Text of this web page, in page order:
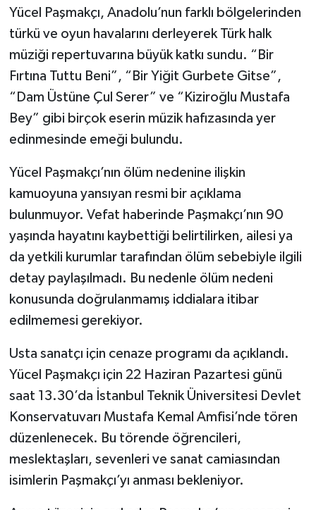
Yücel Paşmakçı, Anadolu’nun farklı bölgelerinden
türkü ve oyun havalarını derleyerek Türk halk
müziği repertuvarına büyük katkı sundu. “Bir
Fırtına Tuttu Beni”, “Bir Yiğit Gurbete Gitse”,
“Dam Üstüne Çul Serer” ve “Kiziroğlu Mustafa
Bey” gibi birçok eserin müzik hafızasında yer
edinmesinde emeği bulundu.
Yücel Paşmakçı’nın ölüm nedenine ilişkin
kamuoyuna yansıyan resmi bir açıklama
bulunmuyor. Vefat haberinde Paşmakçı’nın 90
yaşında hayatını kaybettiği belirtilirken, ailesi ya
da yetkili kurumlar tarafından ölüm sebebiyle ilgili
detay paylaşılmadı. Bu nedenle ölüm nedeni
konusunda doğrulanmamış iddialara itibar
edilmemesi gerekiyor.
Usta sanatçı için cenaze programı da açıklandı.
Yücel Paşmakçı için 22 Haziran Pazartesi günü
saat 13.30’da İstanbul Teknik Üniversitesi Devlet
Konservatuvarı Mustafa Kemal Amfisi’nde tören
düzenlenecek. Bu törende öğrencileri,
meslektaşları, sevenleri ve sanat camiasından
isimlerin Paşmakçı’yı anması bekleniyor.